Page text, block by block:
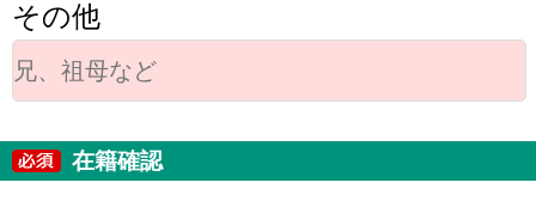
その他
在籍確認